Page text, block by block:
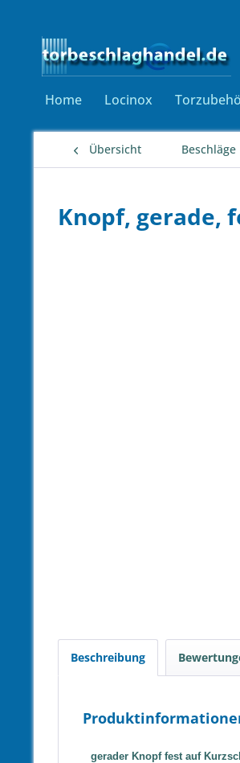
Home Locinox
Übersicht Beschläge
Knopf, gerade,
Beschreibung
gerader Knopf fest auf